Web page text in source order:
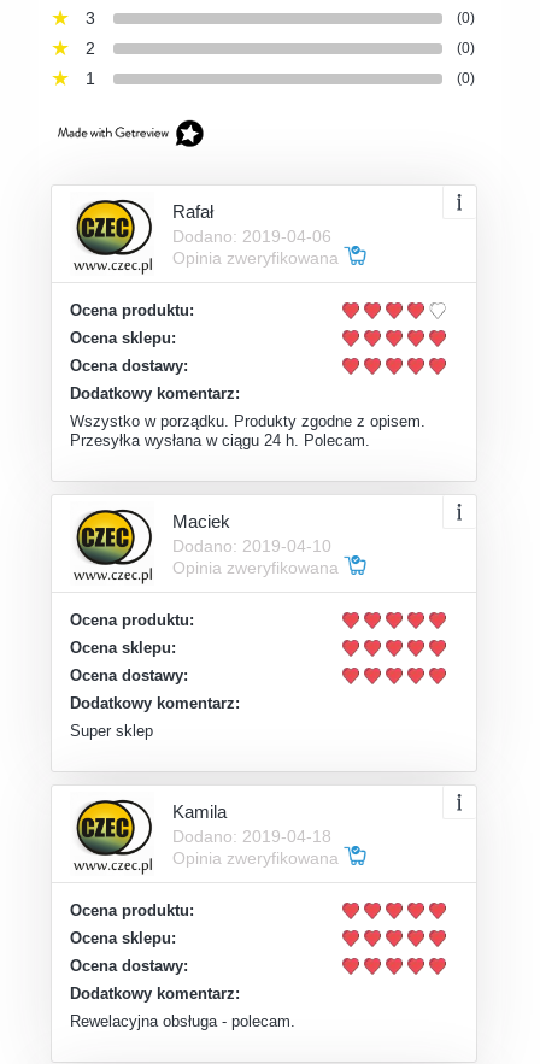
3 (0)
2 (0)
1 (0)
Rafał
Dodano: 2019-04-06
Opinia zweryfikowana
Ocena produktu:
Ocena sklepu:
Ocena dostawy:
Dodatkowy komentarz:
Wszystko w porządku. Produkty zgodne z opisem.
Przesyłka wysłana w ciągu 24 h. Polecam.
Maciek
Dodano: 2019-04-10
Opinia zweryfikowana
Ocena produktu:
Ocena sklepu:
Ocena dostawy:
Dodatkowy komentarz:
Super sklep
Kamila
Dodano: 2019-04-18
Opinia zweryfikowana
Ocena produktu:
Ocena sklepu:
Ocena dostawy:
Dodatkowy komentarz:
Rewelacyjna obsługa - polecam.